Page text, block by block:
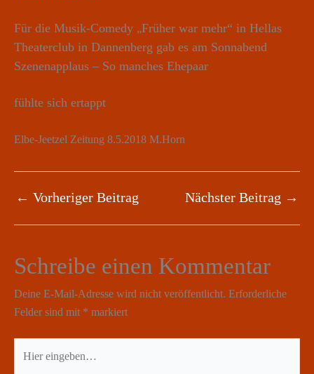
Für die Musik-Comedy „Früher war mehr“ in Hellas
Theaterclub in Dannenberg gab es am Sonnabend
Szenenapplaus – So manches Ehepaar
fühlte sich ertappt
Elbe-Jeetzel Zeitung 8.5.2018 M.Horn
← Vorheriger Beitrag Nächster Beitrag →
Schreibe einen Kommentar
Deine E-Mail-Adresse wird nicht veröffentlicht. Erforderliche
Felder sind mit * markiert
eingeben…